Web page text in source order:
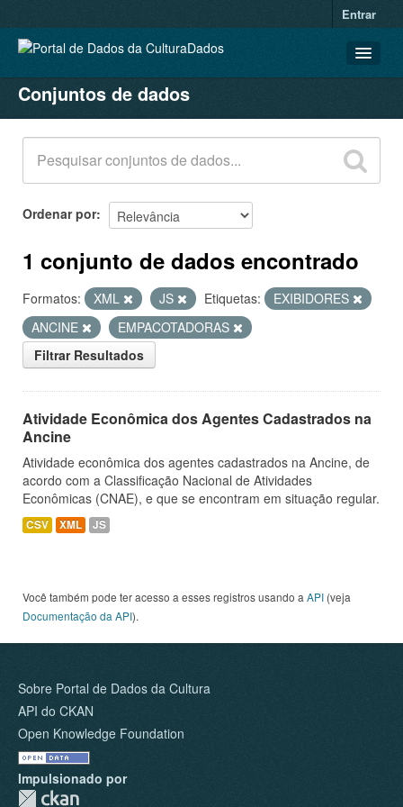
Entrar
CONJUNTOS DE DADOS
ORGANIZAÇÕES
GRUPOS
SOBRE
Conjuntos de dados
Ordenar por
1 conjunto de dados encontrado
Formatos: XML JS Etiquetas:
EXIBIDORES
ANCINE
EMPACOTADORAS
Filtrar Resultados
Atividade Econômica dos Agentes Cadastrados na
Ancine
Atividade econômica dos agentes cadastrados na Ancine, de
acordo com a Classificação Nacional de Atividades
Econômicas (CNAE), e que se encontram em situação regular.
CSV XML JS
Você também pode ter acesso a esses registros usando a API (veja
Documentação da API).
Sobre Portal de Dados da Cultura
API do CKAN
Open Knowledge Foundation
Impulsionado por